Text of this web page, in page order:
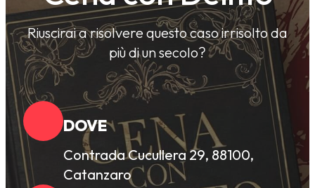
Riuscirai a risolvere questo caso irrisolto da
più di un secolo?
DOVE
Contrada Cucullera 29, 88100,
Catanzaro